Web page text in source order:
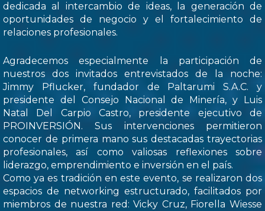
dedicada al intercambio de ideas, la generación de
oportunidades de negocio y el fortalecimiento de
relaciones profesionales.
Agradecemos especialmente la participación de
nuestros dos invitados entrevistados de la noche:
Jimmy Pflucker, fundador de Paltarumi S.A.C. y
presidente del Consejo Nacional de Minería, y Luis
Natal Del Carpio Castro, presidente ejecutivo de
PROINVERSIÓN. Sus intervenciones permitieron
conocer de primera mano sus destacadas trayectorias
profesionales, así como valiosas reflexiones sobre
liderazgo, emprendimiento e inversión en el país.
Como ya es tradición en este evento, se realizaron dos
espacios de networking estructurado, facilitados por
miembros de nuestra red: Vicky Cruz, Fiorella Wiesse